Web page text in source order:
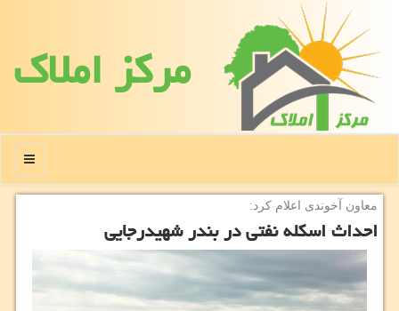
مركز املاك
منو
معاون آخوندی اعلام كرد:
احداث اسكله نفتی در بندر شهیدرجایی